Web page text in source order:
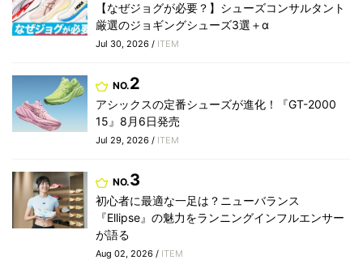
【なぜジョグが必要？】シューズコンサルタント
厳選のジョギングシューズ3選＋α
Jul 30, 2026 / ITEM
NO.2
アシックスの定番シューズが進化！『GT-2000
15』8月6日発売
Jul 29, 2026 / ITEM
NO.3
初心者に最適な一足は？ニューバランス
『Ellipse』の魅力をランニングインフルエンサー
が語る
Aug 02, 2026 / ITEM